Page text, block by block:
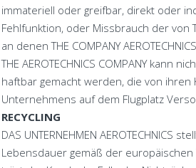
immateriell oder greifbar, direkt oder
Fehlfunktion, oder Missbrauch der von
an denen THE COMPANY
THE AEROTECHNICS COMPANY kann
haftbar gemacht werden, die von
Unternehmens auf dem Flugplatz
RECYCLING
DAS UNTERNEHMEN
Lebensdauer gemäß der europäischen